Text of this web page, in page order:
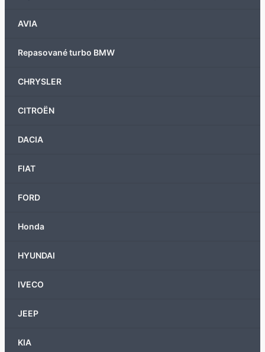
AVIA
Repasované turbo BMW
CHRYSLER
CITROËN
DACIA
FIAT
FORD
Honda
HYUNDAI
IVECO
JEEP
KIA